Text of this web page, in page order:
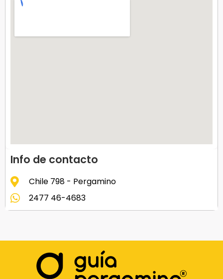
Info de contacto
Chile 798 - Pergamino
2477 46-4683